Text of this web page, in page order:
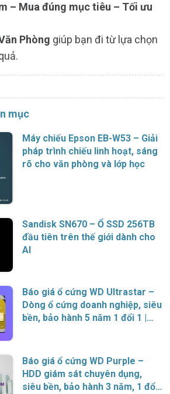
– Mua đúng mục tiêu – Tối ưu
Phòng giúp bạn đi từ lựa chọn
mục
Máy chiếu Epson EB-W53 – Giải
pháp trình chiếu linh hoạt, sáng
rõ cho văn phòng và lớp học
Sandisk SN670 – Ổ SSD 256TB
đầu tiên trên thế giới dành cho
AI
Báo giá ổ cứng WD Ultrastar –
Dòng ổ cứng doanh nghiệp, siêu
bền, bảo hành 5 năm 1 đổi 1 |
Báo giá ổ cứng WD Purple –
HDD giám sát chuyên dụng,
siêu bền, bảo hành 3 năm, 1 đổi